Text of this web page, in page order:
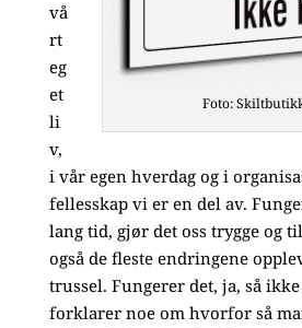
Foto:
vå
rt
eg
et
li
v,
i vår egen hverdag og i
fellesskap vi er en del av.
lang tid, gjør det oss trygge og
også de fleste endringene
trussel. Fungerer det, ja, så
forklarer noe om hvorfor så